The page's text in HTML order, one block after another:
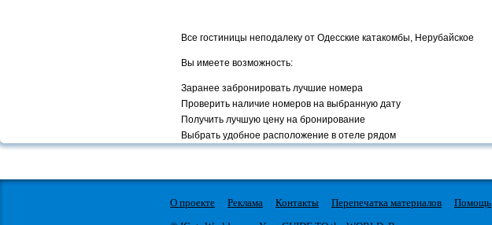
Все гостиницы неподалеку от Одесские катакомбы, Нерубайское
Вы имеете возможность:
Заранее забронировать лучшие номера
Проверить наличие номеров на выбранную дату
Получить лучшую цену на бронирование
Выбрать удобное расположение в отеле рядом
О проекте Реклама Контакты Перепечатка материалов Помощь